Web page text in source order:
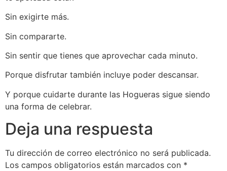
Sin exigirte más.
Sin compararte.
Sin sentir que tienes que aprovechar cada minuto.
Porque disfrutar también incluye poder descansar.
Y porque cuidarte durante las Hogueras sigue siendo
una forma de celebrar.
Deja una respuesta
Tu dirección de correo electrónico no será publicada.
Los campos obligatorios están marcados con *